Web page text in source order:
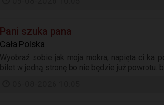
Pani szuka pana
Cała Polska
Wyobraź sobie jak moja mokra, napięta ci ka
bilet w jedną stronę bo nie będzie już powrotu.